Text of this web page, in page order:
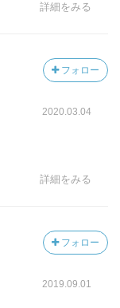
詳細をみる
フォロー
2020.03.04
詳細をみる
フォロー
2019.09.01